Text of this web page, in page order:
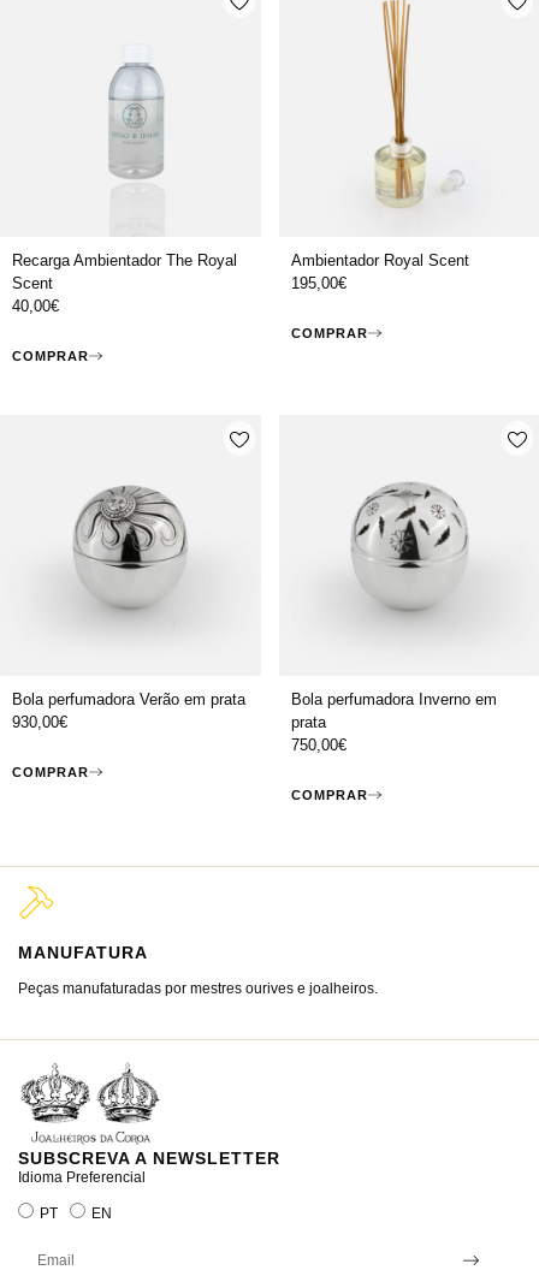
Recarga Ambientador The Royal
Scent
40,00€
COMPRAR
Ambientador Royal Scent
195,00€
COMPRAR
Bola perfumadora Verão em prata
930,00€
COMPRAR
Bola perfumadora Inverno em
prata
750,00€
COMPRAR
MANUFATURA
Peças manufaturadas por mestres ourives e joalheiros.
SUBSCREVA A NEWSLETTER
Idioma Preferencial
PT EN